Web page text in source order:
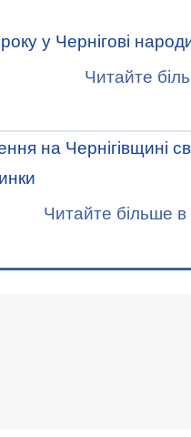
у Чернігові
Читайте
на Чернігівщині
Читайте більше в